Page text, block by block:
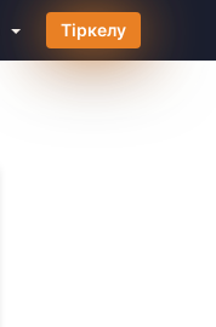
Қазақша
Тіркелу